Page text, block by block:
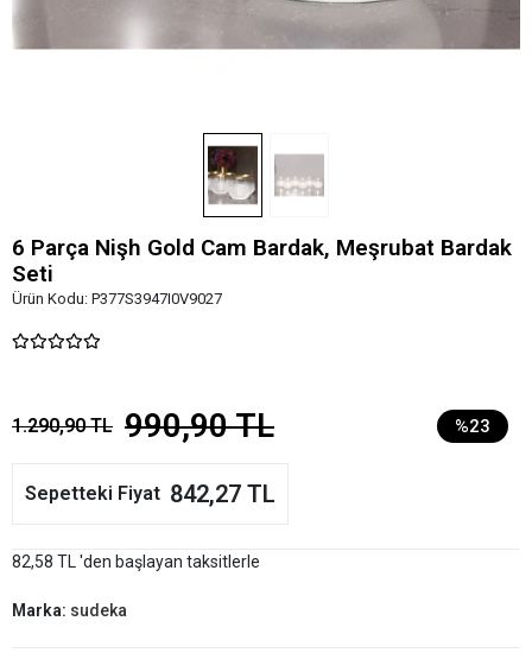
6 Parça Nişh Gold Cam Bardak, Meşrubat Bardak
Seti
Ürün Kodu: P377S3947I0V9027
1.290,90 TL 990,90 TL %23
Sepetteki Fiyat 842,27 TL
82,58 TL 'den başlayan taksitlerle
Marka: sudeka